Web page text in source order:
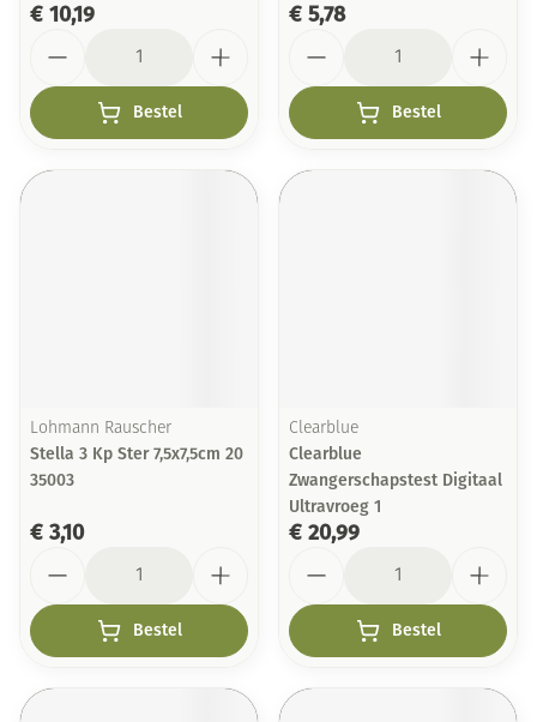
€ 10,19
Bestel
€ 5,78
Bestel
Lohmann Rauscher
Stella 3 Kp Ster 7,5x7,5cm 20
35003
€ 3,10
Bestel
Clearblue
Clearblue
Zwangerschapstest Digitaal
Ultravroeg 1
€ 20,99
Bestel